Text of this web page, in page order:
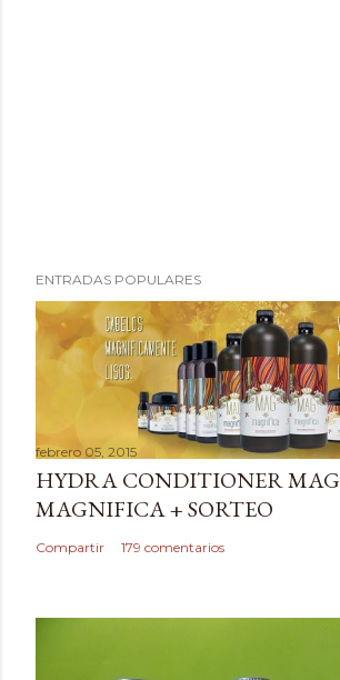
u
b
a
r
u
n
c
ENTRADAS POPULARES
febrero 05, 2015
HYDRA CONDITIONER MAG
MAGNIFICA + SORTEO
Compartir 179 comentarios